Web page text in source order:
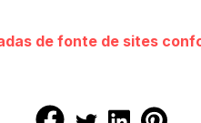
de fonte de sites